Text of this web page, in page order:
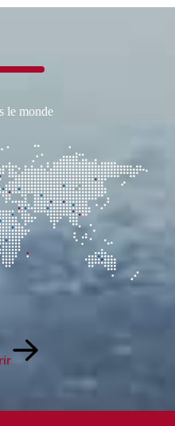
le monde